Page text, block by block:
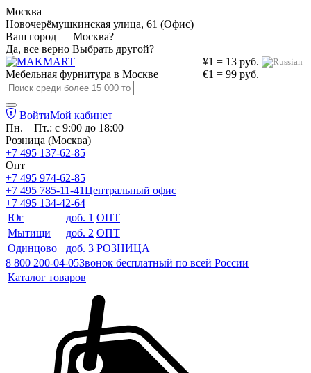
Москва
Новочерёмушкинская улица, 61 (Офис)
Ваш город — Москва?
Да, все верно Выбрать другой?
¥1 = 13 руб.
€1 = 99 руб.
Мебельная фурнитура в Москве
ВойтиМой кабинет
Пн. – Пт.: с 9:00 до 18:00
Розница (Москва)
+7 495 137-62-85
Опт
+7 495 974-62-85
+7 495 785-11-41Центральный офис
+7 495 134-42-64
Юг
доб. 1 ОПТ
Мытищи
доб. 2 ОПТ
Одинцово
доб. 3 РОЗНИЦА
8 800 200-04-05Звонок бесплатный по всей России
Каталог товаров